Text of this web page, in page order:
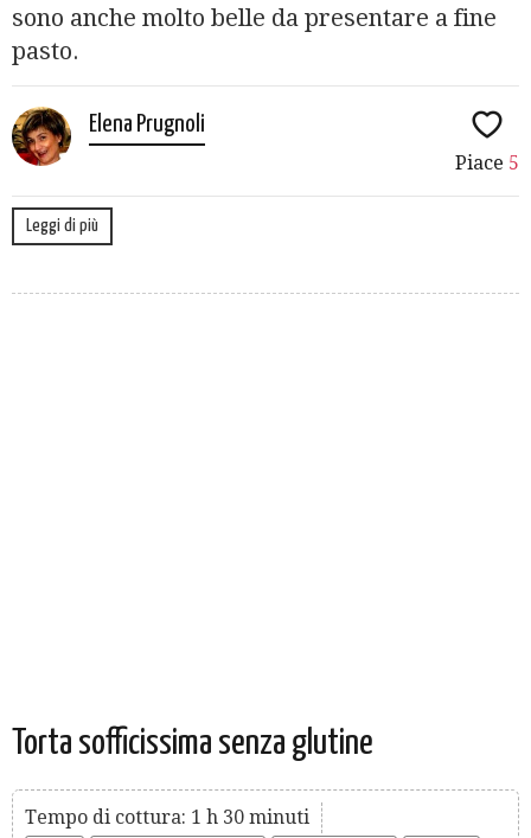
sono anche molto belle da presentare a fine
pasto.
Elena Prugnoli
Piace 5
Leggi di più
Torta sofficissima senza glutine
Tempo di cottura: 1 h 30 minuti